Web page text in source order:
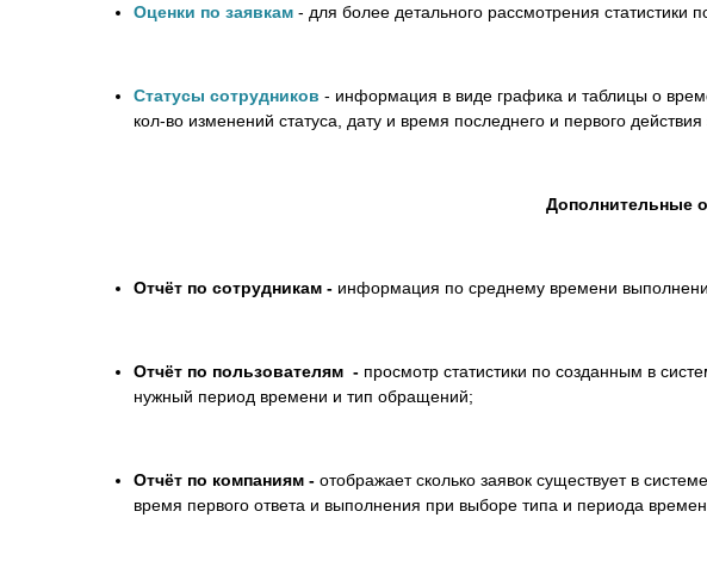
Оценки по заявкам - для более детального рассмотрения статистики
Статусы сотрудников - информация в виде графика и таблицы о
кол-во изменений статуса, дату и время последнего и первого
Дополнительные
Отчёт по сотрудникам - информация по среднему времени
Отчёт по пользователям - просмотр статистики по созданным в
нужный период времени и тип обращений;
Отчёт по компаниям - отображает сколько заявок существует в
время первого ответа и выполнения при выборе типа и периода